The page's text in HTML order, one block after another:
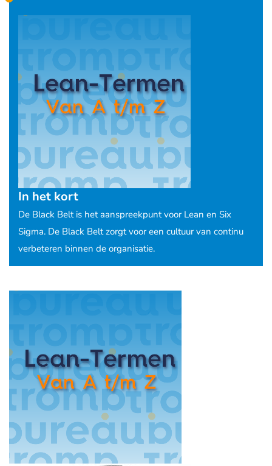
In het kort
De Black Belt is het aanspreekpunt voor Lean en Six
Sigma. De Black Belt zorgt voor een cultuur van continu
verbeteren binnen de organisatie.